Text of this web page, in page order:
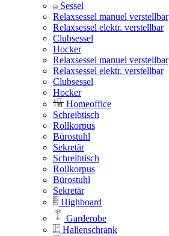
Sessel
Relaxsessel manuel verstellbar
Relaxsessel elektr. verstellbar
Clubsessel
Hocker
Relaxsessel manuel verstellbar
Relaxsessel elektr. verstellbar
Clubsessel
Hocker
Homeoffice
Schreibtisch
Rollkorpus
Bürostuhl
Sekretär
Schreibtisch
Rollkorpus
Bürostuhl
Sekretär
Highboard
Garderobe
Hallenschrank